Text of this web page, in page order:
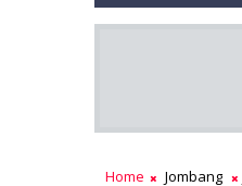
Home Jombang